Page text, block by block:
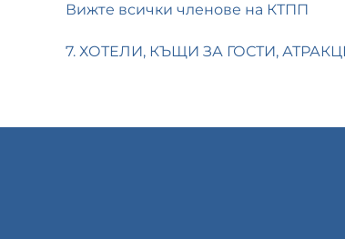
Вижте всички членове на КТПП
7. ХОТЕЛИ, КЪЩИ ЗА ГОСТИ,